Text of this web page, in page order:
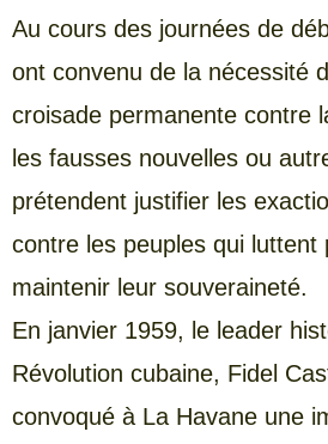
Au cours des journées de
ont convenu de la nécessité
croisade permanente contre
les fausses nouvelles ou
prétendent justifier les
contre les peuples qui luttent
maintenir leur souveraineté.
En janvier 1959, le leader
Révolution cubaine, Fidel
convoqué à La Havane une